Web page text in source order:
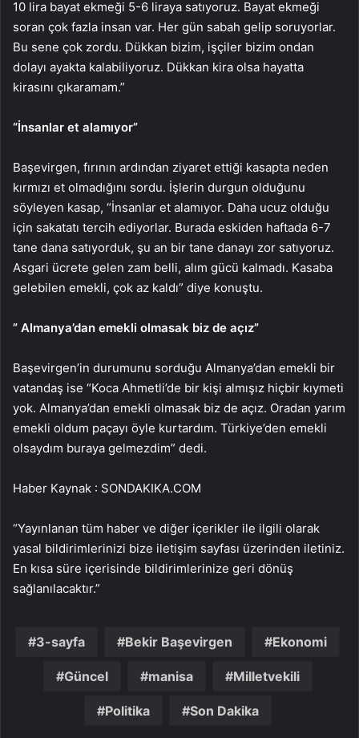
10 lira bayat ekmeği 5-6 liraya satıyoruz. Bayat ekmeği
soran çok fazla insan var. Her gün sabah gelip soruyorlar.
Bu sene çok zordu. Dükkan bizim, işçiler bizim ondan
dolayı ayakta kalabiliyoruz. Dükkan kira olsa hayatta
kirasını çıkaramam.”
“İnsanlar et alamıyor”
Başevirgen, fırının ardından ziyaret ettiği kasapta neden
kırmızı et olmadığını sordu. İşlerin durgun olduğunu
söyleyen kasap, “İnsanlar et alamıyor. Daha ucuz olduğu
için sakatatı tercih ediyorlar. Burada eskiden haftada 6-7
tane dana satıyorduk, şu an bir tane danayı zor satıyoruz.
Asgari ücrete gelen zam belli, alım gücü kalmadı. Kasaba
gelebilen emekli, çok az kaldı” diye konuştu.
” Almanya’dan emekli olmasak biz de açız”
Başevirgen’in durumunu sorduğu Almanya’dan emekli bir
vatandaş ise “Koca Ahmetli’de bir kişi almışız hiçbir kıymeti
yok. Almanya’dan emekli olmasak biz de açız. Oradan yarım
emekli oldum paçayı öyle kurtardım. Türkiye’den emekli
olsaydım buraya gelmezdim” dedi.
Haber Kaynak : SONDAKIKA.COM
“Yayınlanan tüm haber ve diğer içerikler ile ilgili olarak
yasal bildirimlerinizi bize iletişim sayfası üzerinden iletiniz.
En kısa süre içerisinde bildirimlerinize geri dönüş
sağlanılacaktır.”
3-sayfa Bekir Başevirgen Ekonomi
Güncel manisa Milletvekili
Politika Son Dakika